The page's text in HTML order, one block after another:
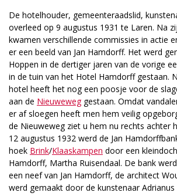
De hotelhouder, gemeenteraadslid,
overleed op 9 augustus 1931 te Laren. Na
kwamen verschillende commissies in actie
er een beeld van Jan Hamdorff. Het werd
Hoppen in de dertiger jaren van de vorige
in de tuin van het Hotel Hamdorff gestaan.
hotel heeft het nog een poosje voor de
aan de Nieuweweggestaan. Omdat
er af sloegen heeft men hem veilig
de Nieuweweg ziet u hem nu rechts achter
12 augustus 1932 werd de Jan
hoek Brink/Klaaskampen door een
Hamdorff, Martha Ruisendaal. De bank
een neef van Jan Hamdorff, de architect
werd gemaakt door de kunstenaar Adrianus